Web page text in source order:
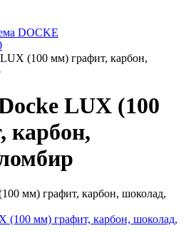
DOCKE
(100 мм) графит, карбон,
LUX (100
карбон,
мм) графит, карбон, шоколад,